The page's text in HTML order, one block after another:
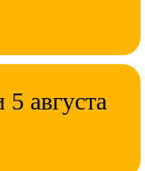
августа